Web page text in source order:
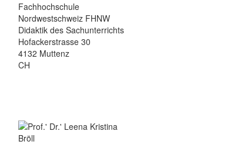
Fachhochschule
Nordwestschweiz FHNW
Didaktik des Sachunterrichts
Hofackerstrasse 30
4132 Muttenz
CH